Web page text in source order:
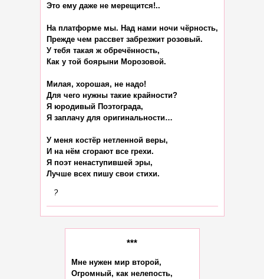
Это ему даже не мерещится!..
На платформе мы. Над нами ночи чёрность,
Прежде чем рассвет забрезжит розовый.
У тебя такая ж обречённость,
Как у той боярыни Морозовой.
Милая, хорошая, не надо!
Для чего нужны такие крайности?
Я юродивый Поэтограда,
Я заплачу для оригинальности…
У меня костёр нетленной веры,
И на нём сгорают все грехи.
Я поэт ненаступившей эры,
?
***
Мне нужен мир второй,
Огромный, как нелепость,